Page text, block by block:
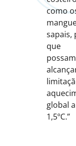
como
sapais,
que
global a
1,5ºC.”